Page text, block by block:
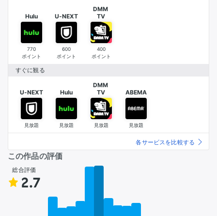
Hulu
770
ポイント
U-NEXT
600
ポイント
DMM
TV
400
ポイント
すぐに観る
U-NEXT
見放題
Hulu
見放題
DMM
TV
見放題
ABEMA
見放題
各サービスを比較する
この作品の評価
総合評価
2.7